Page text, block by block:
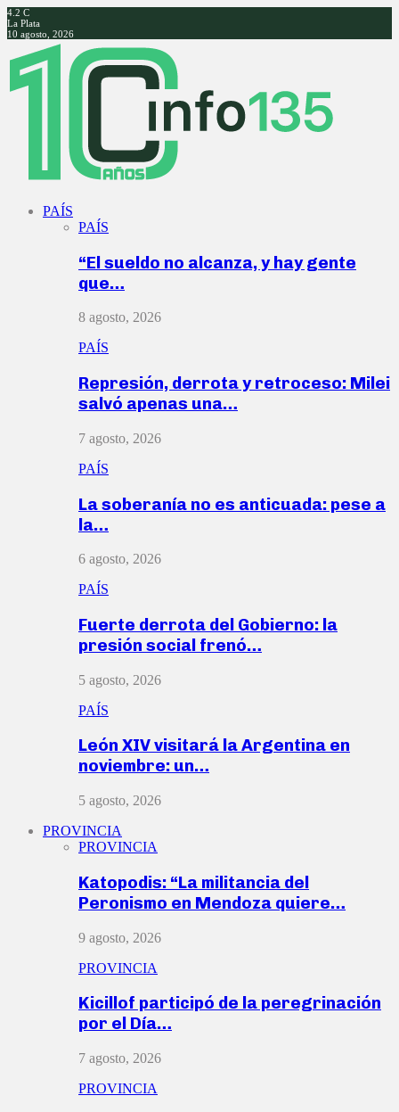
4.2 C
La Plata
10 agosto, 2026
Facebook
Twitter
Instagram
Youtube
PAÍS
PAÍS
“El sueldo no alcanza, y hay gente
que…
8 agosto, 2026
PAÍS
Represión, derrota y retroceso: Milei
salvó apenas una…
7 agosto, 2026
PAÍS
La soberanía no es anticuada: pese a
la…
6 agosto, 2026
PAÍS
Fuerte derrota del Gobierno: la
presión social frenó…
5 agosto, 2026
PAÍS
León XIV visitará la Argentina en
noviembre: un…
5 agosto, 2026
PROVINCIA
PROVINCIA
Katopodis: “La militancia del
Peronismo en Mendoza quiere…
9 agosto, 2026
PROVINCIA
Kicillof participó de la peregrinación
por el Día…
7 agosto, 2026
PROVINCIA